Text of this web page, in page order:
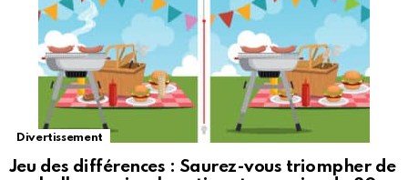
Divertissement
Jeu des différences : Saurez-vous triompher de